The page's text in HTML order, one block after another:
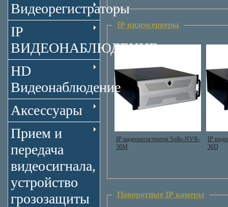
Видеорегистраторы
IP
ВИДЕОНАБЛЮДЕНИЕ
HD
Видеонаблюдение
Аксессуары
Прием и
передача
видеосигнала,
устройство
грозозащиты
IP видеосерверы
IP видеорегистратор Sollo-NVR-
36М
IP
36D
Поворотные IP камеры